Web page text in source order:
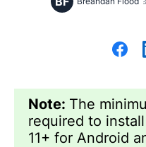
Note: The
required to
11+ for Android